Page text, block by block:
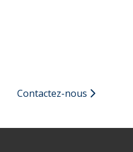
Contactez-nous